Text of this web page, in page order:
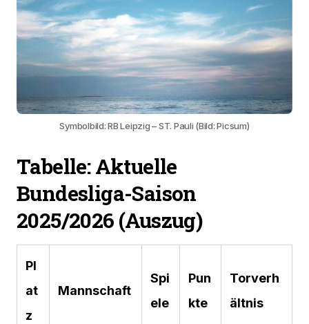
Symbolbild: RB Leipzig – ST. Pauli (Bild: Picsum)
Tabelle: Aktuelle
Bundesliga-Saison
2025/2026 (Auszug)
Pl
at
z
Mannschaft
Spi
ele
Pun
kte
Torverh
ältnis